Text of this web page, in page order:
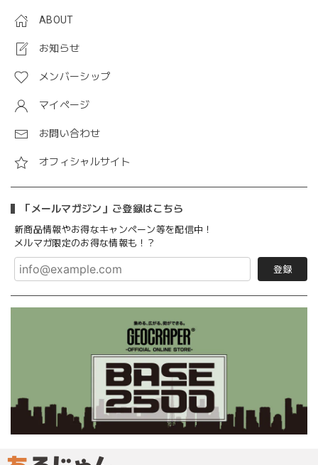
ABOUT
お知らせ
メンバーシップ
マイページ
お問い合わせ
オフィシャルサイト
「メールマガジン」ご登録はこちら
新商品情報やお得なキャンペーン等を配信中！
メルマガ限定のお得な情報も！？
登録